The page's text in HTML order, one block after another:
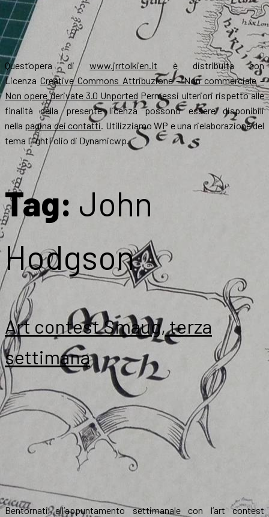
Quest’opera diwww.jrrtolkien.it è distribuita con
Licenza Creative Commons Attribuzione – Non commerciale –
Non opere derivate 3.0 Unported Permessi ulteriori rispetto alle
finalità della presente licenza possono essere disponibili
nella pagina dei contatti. Utilizziamo WP e una rielaborazione del
tema LightFolio di Dynamicwp.
Tag: John
Hodgson
Art contest Smaug, terza
settimana
Bentornati all’appuntamento settimanale con l’art contest